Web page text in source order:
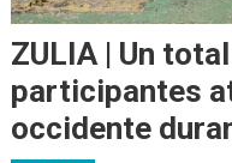
ZULIA | Un
participantes
occidente